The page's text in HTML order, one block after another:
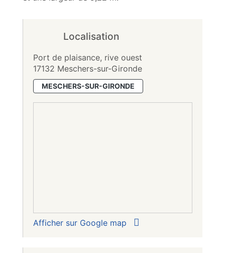
Localisation
Port de plaisance, rive ouest
17132 Meschers-sur-Gironde
MESCHERS-SUR-GIRONDE
Afficher sur Google map